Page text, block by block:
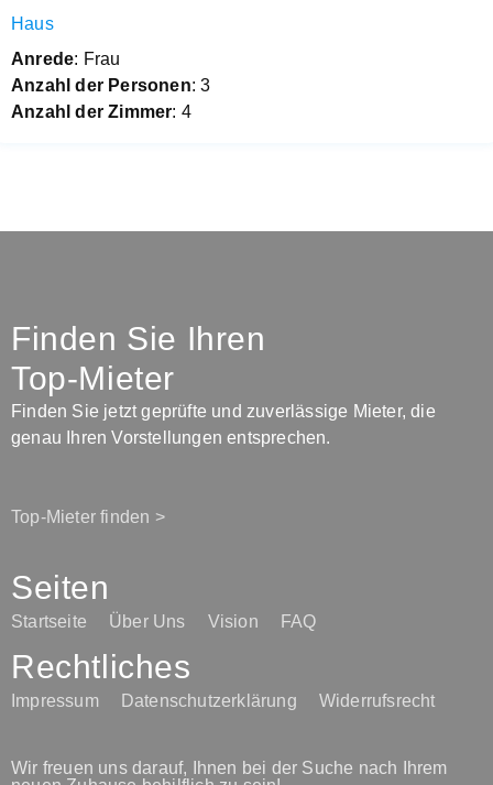
Haus
Anrede: Frau
Anzahl der Personen: 3
Anzahl der Zimmer: 4
Finden Sie Ihren
Top-Mieter
Finden Sie jetzt geprüfte und zuverlässige Mieter, die
genau Ihren Vorstellungen entsprechen.
Top-Mieter finden >
Seiten
Startseite Über Uns Vision FAQ
Rechtliches
Impressum Datenschutzerklärung Widerrufsrecht
Wir freuen uns darauf, Ihnen bei der Suche nach Ihrem